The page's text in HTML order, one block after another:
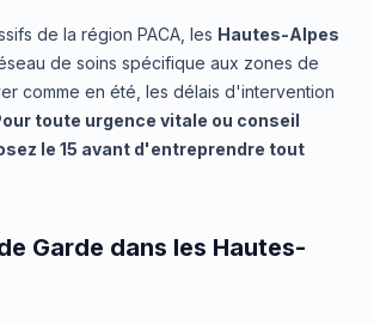
de la région PACA, les Hautes-Alpes
de soins spécifique aux zones de
comme en été, les délais d'intervention
toute urgence vitale ou conseil
le 15 avant d'entreprendre tout
Garde dans les Hautes-